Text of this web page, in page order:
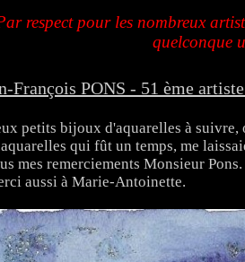
respect pour les nombreux
quelconque
François PONS - 51 ème
petits bijoux d'aquarelles à suivre,
qui fût un temps, me
mes remerciements Monsieur Pons.
aussi à Marie-Antoinette.